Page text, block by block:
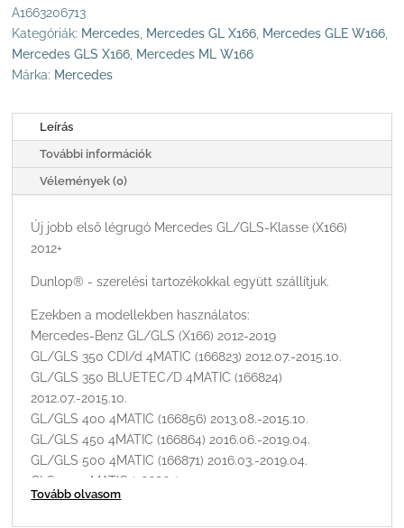
DUNLOP
MENNYISÉG
A1663206713
Kategóriák: Mercedes Mercedes GL X166 Mercedes GLE W166
Mercedes GLS X166 Mercedes ML W166
Márka: Mercedes
Leírás
További információk
Vélemények (0)
Új jobb első légrugó Mercedes GL/GLS-Klasse (X166)
2012+
Dunlop® - szerelési tartozékokkal együtt szállítjuk.
Ezekben a modellekben használatos:
Mercedes-Benz GL/GLS (X166) 2012-2019
GL/GLS 350 CDI/d 4MATIC (166823) 2012.07.-2015.10.
GL/GLS 350 BLUETEC/D 4MATIC (166824)
2012.07.-2015.10.
GL/GLS 400 4MATIC (166856) 2013.08.-2015.10.
GL/GLS 450 4MATIC (166864) 2016.06.-2019.04.
GL/GLS 500 4MATIC (166871) 2016.03.-2019.04.
GLS 320 4MATIC (166862) 2017.10.-2019.04.
Tovább olvasom